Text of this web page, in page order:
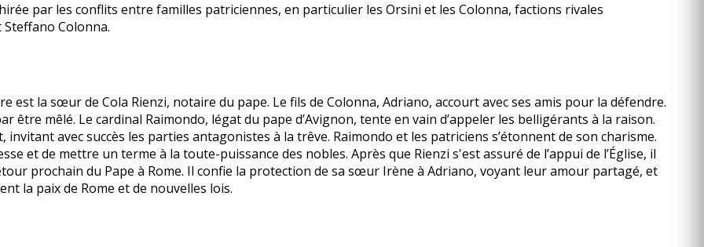
par les conflits entre familles patriciennes, en particulier les Orsini et les Colonna, factions rivales
Colonna.
est la sœur de Cola Rienzi, notaire du pape. Le fils de Colonna, Adriano, accourt avec ses amis pour la défendre.
être mêlé. Le cardinal Raimondo, légat du pape d’Avignon, tente en vain d’appeler les belligérants à la raison.
avec succès les parties antagonistes à la trêve. Raimondo et les patriciens s’étonnent de son charisme.
et de mettre un terme à la toute-puissance des nobles. Après que Rienzi s'est assuré de l’appui de l’Église, il
prochain du Pape à Rome. Il confie la protection de sa sœur Irène à Adriano, voyant leur amour partagé, et
la paix de Rome et de nouvelles lois.